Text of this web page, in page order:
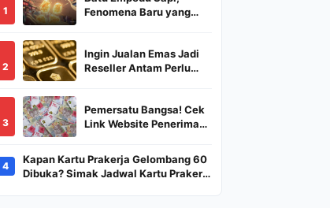
1
Fenomena Baru yang
2
Ingin Jualan Emas Jadi
Reseller Antam Perlu
Bagaimana
Prosedurnya?
3
Pemersatu Bangsa! Cek
Link Website Penerima
Dana Rp600 Ribu Rupiah
4
Kapan Kartu Prakerja Gelombang 60
Dibuka? Simak Jadwal Kartu Prakerja